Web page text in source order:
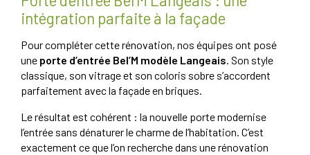
intégration parfaite à la façade
Pour compléter cette rénovation, nos équipes ont posé
une porte d’entrée Bel’M modèle Langeais. Son style
classique, son vitrage et son coloris sobre s’accordent
parfaitement avec la façade en briques.
Le résultat est cohérent : la nouvelle porte modernise
l’entrée sans dénaturer le charme de l’habitation. C’est
exactement ce que l’on recherche dans une rénovation